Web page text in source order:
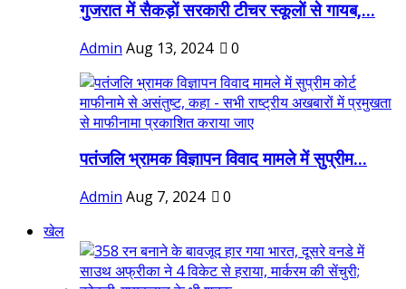
गुजरात में सैकड़ों सरकारी टीचर स्कूलों से गायब,...
Admin Aug 13, 2024 0
पतंजलि भ्रामक विज्ञापन विवाद मामले में सुप्रीम...
Admin Aug 7, 2024
0
खेल